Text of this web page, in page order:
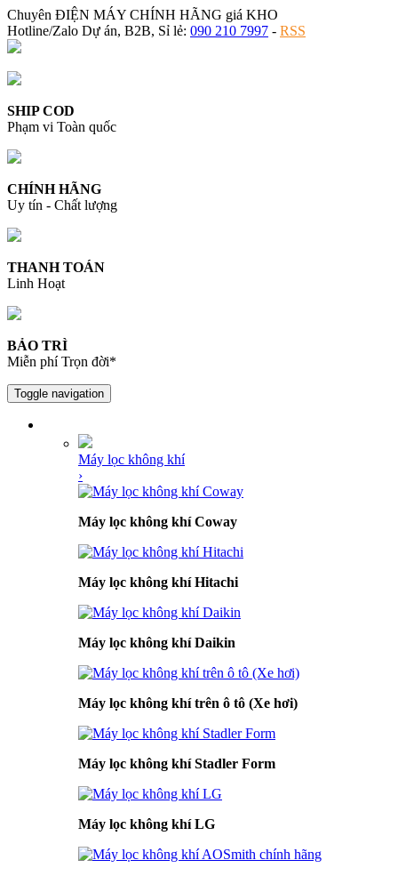
Chuyên ĐIỆN MÁY CHÍNH HÃNG giá KHO
Hotline/Zalo Dự án, B2B, Sỉ lẻ: 090 210 7997 - RSS
SHIP COD
Phạm vi Toàn quốc
CHÍNH HÃNG
Uy tín - Chất lượng
THANH TOÁN
Linh Hoạt
BẢO TRÌ
Miễn phí Trọn đời*
Toggle navigation
Máy lọc không khí
›
Máy lọc không khí Coway
Máy lọc không khí Hitachi
Máy lọc không khí Daikin
Máy lọc không khí trên ô tô (Xe hơi)
Máy lọc không khí Stadler Form
Máy lọc không khí LG